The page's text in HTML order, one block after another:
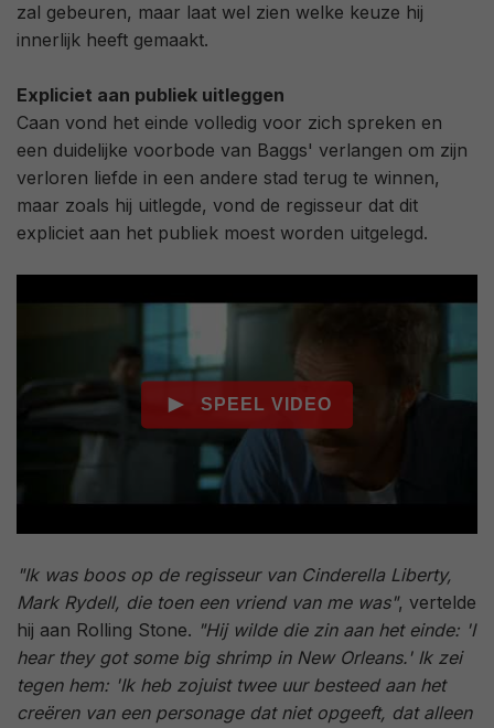
zal gebeuren, maar laat wel zien welke keuze hij
innerlijk heeft gemaakt.
Expliciet aan publiek uitleggen
Caan vond het einde volledig voor zich spreken en
een duidelijke voorbode van Baggs' verlangen om zijn
verloren liefde in een andere stad terug te winnen,
maar zoals hij uitlegde, vond de regisseur dat dit
expliciet aan het publiek moest worden uitgelegd.
"Ik was boos op de regisseur van Cinderella Liberty,
Mark Rydell, die toen een vriend van me was", vertelde
hij aan Rolling Stone. "Hij wilde die zin aan het einde: 'I
hear they got some big shrimp in New Orleans.' Ik zei
tegen hem: 'Ik heb zojuist twee uur besteed aan het
creëren van een personage dat niet opgeeft, dat alleen